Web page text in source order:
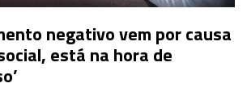
negativo vem por causa
está na hora de